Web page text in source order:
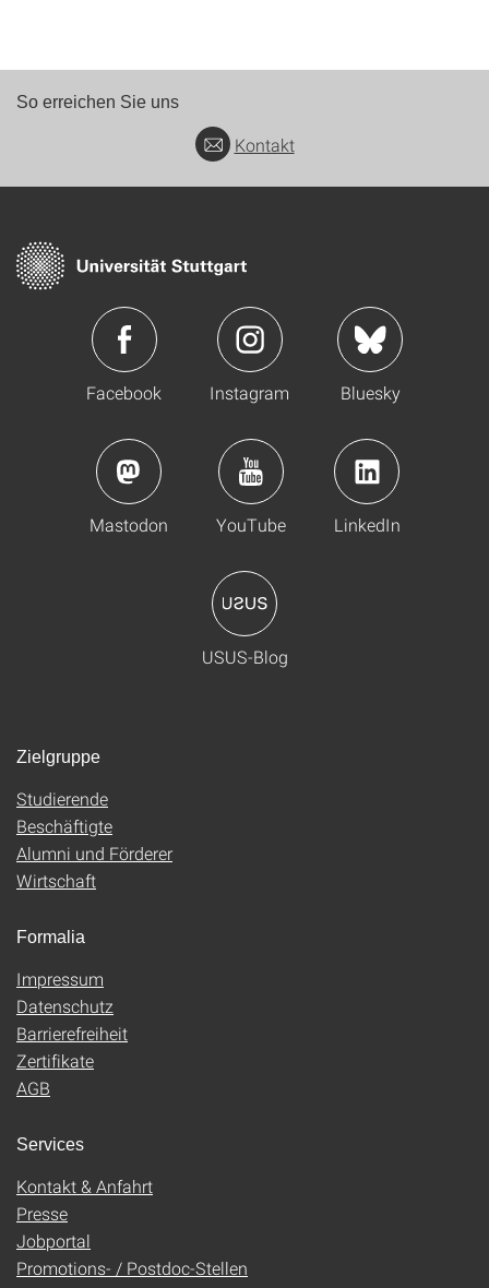
So erreichen Sie uns
Kontakt
Facebook Instagram Bluesky
Mastodon YouTube LinkedIn
USUS-Blog
Zielgruppe
Studierende
Beschäftigte
Alumni und Förderer
Wirtschaft
Formalia
Impressum
Datenschutz
Barrierefreiheit
Zertifikate
AGB
Services
Kontakt & Anfahrt
Presse
Jobportal
Promotions- / Postdoc-Stellen